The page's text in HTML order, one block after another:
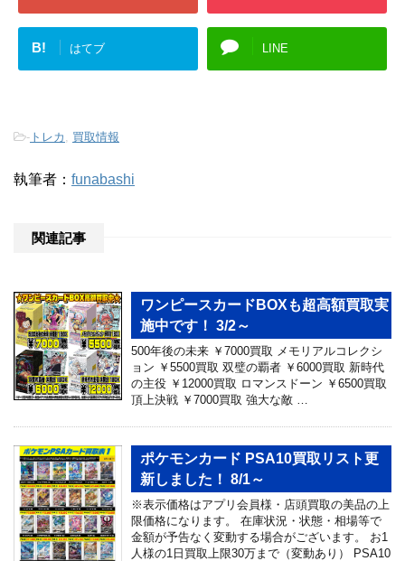
B! はてブ LINE
- トレカ 買取情報
執筆者： funabashi
関連記事
ワンピースカードBOXも超高額買取実
施中です！ 3/2～
500年後の未来 ￥7000買取 メモリアルコレクシ
ョン ￥5500買取 双璧の覇者 ￥6000買取 新時代
の主役 ￥12000買取 ロマンスドーン ￥6500買取
頂上決戦 ￥7000買取 強大な敵 …
ポケモンカード PSA10買取リスト更
新しました！ 8/1～
※表示価格はアプリ会員様・店頭買取の美品の上
限価格になります。 在庫状況・状態・相場等で
金額が予告なく変動する場合がございます。 お1
人様の1日買取上限30万まで（変動あり） PSA10